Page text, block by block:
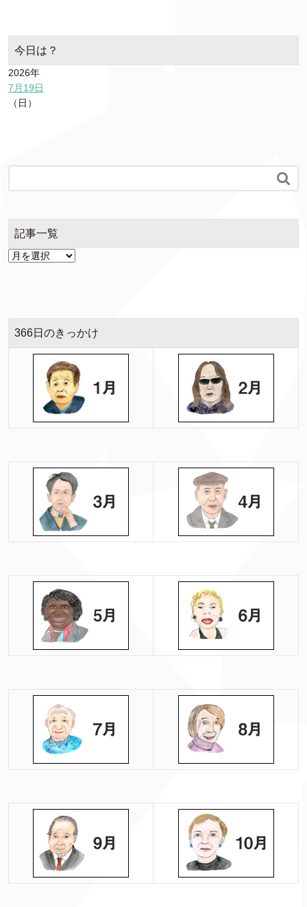
今日は？
2026年
7月19日
（日）

記事一覧
366日のきっかけ